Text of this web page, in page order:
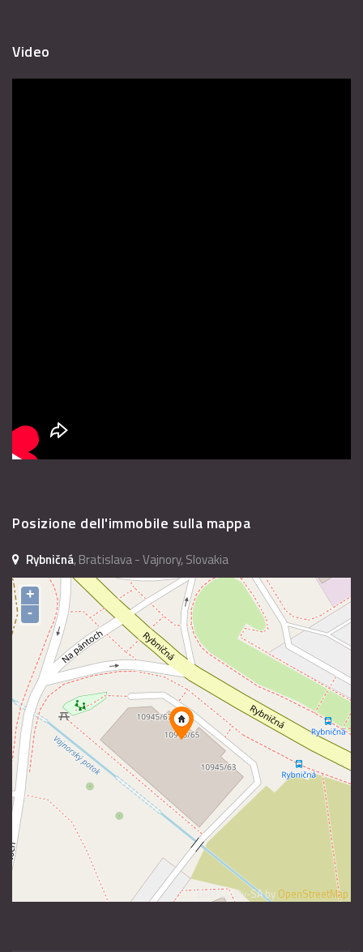
Video
Posizione dell'immobile sulla mappa
Rybničná, Bratislava - Vajnory, Slovakia
+
-
Data CC-By-SA by OpenStreetMap